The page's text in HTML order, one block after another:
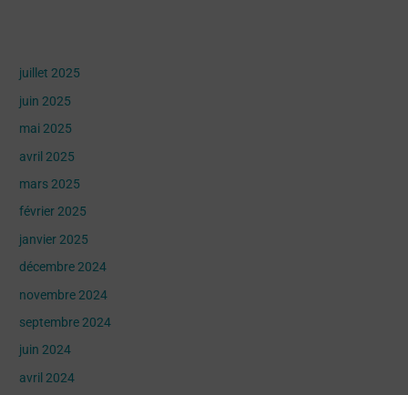
juillet 2025
juin 2025
mai 2025
avril 2025
mars 2025
février 2025
janvier 2025
décembre 2024
novembre 2024
septembre 2024
juin 2024
avril 2024